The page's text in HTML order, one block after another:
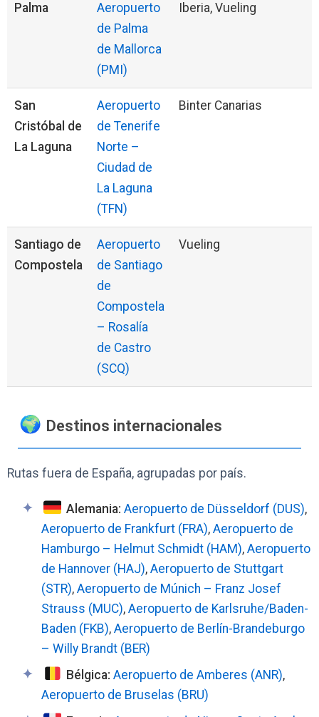
Palma
Aeropuerto
de Palma
de Mallorca
(PMI)
Iberia, Vueling
San
Cristóbal de
La Laguna
Aeropuerto
de Tenerife
Norte –
Ciudad de
La Laguna
(TFN)
Binter Canarias
Santiago de
Compostela
Aeropuerto
de Santiago
de
Compostela
– Rosalía
de Castro
(SCQ)
Vueling
Destinos internacionales
Rutas fuera de España, agrupadas por país.
Alemania: Aeropuerto de Düsseldorf (DUS),
Aeropuerto de Frankfurt (FRA), Aeropuerto de
Hamburgo – Helmut Schmidt (HAM), Aeropuerto
de Hannover (HAJ), Aeropuerto de Stuttgart
(STR), Aeropuerto de Múnich – Franz Josef
Strauss (MUC), Aeropuerto de Karlsruhe/Baden-
Baden (FKB), Aeropuerto de Berlín-Brandeburgo
– Willy Brandt (BER)
Bélgica: Aeropuerto de Amberes (ANR),
Aeropuerto de Bruselas (BRU)